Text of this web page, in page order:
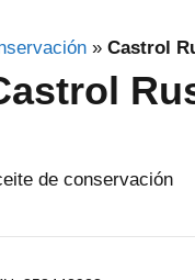
» Castrol
de conservación